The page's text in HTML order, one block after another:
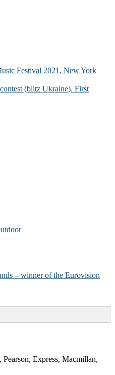
Festival 2021, New York
(blitz Ukraine). First
– winner of the Eurovision
Express, Macmillan,